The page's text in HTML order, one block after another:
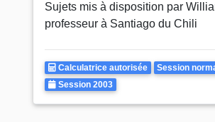
Sujets mis à disposition par
professeur à Santiago du Chili
Calculatrice
Autorisee
Calculatrice autorisée Rattrapages
Session
Annee
Session 2003